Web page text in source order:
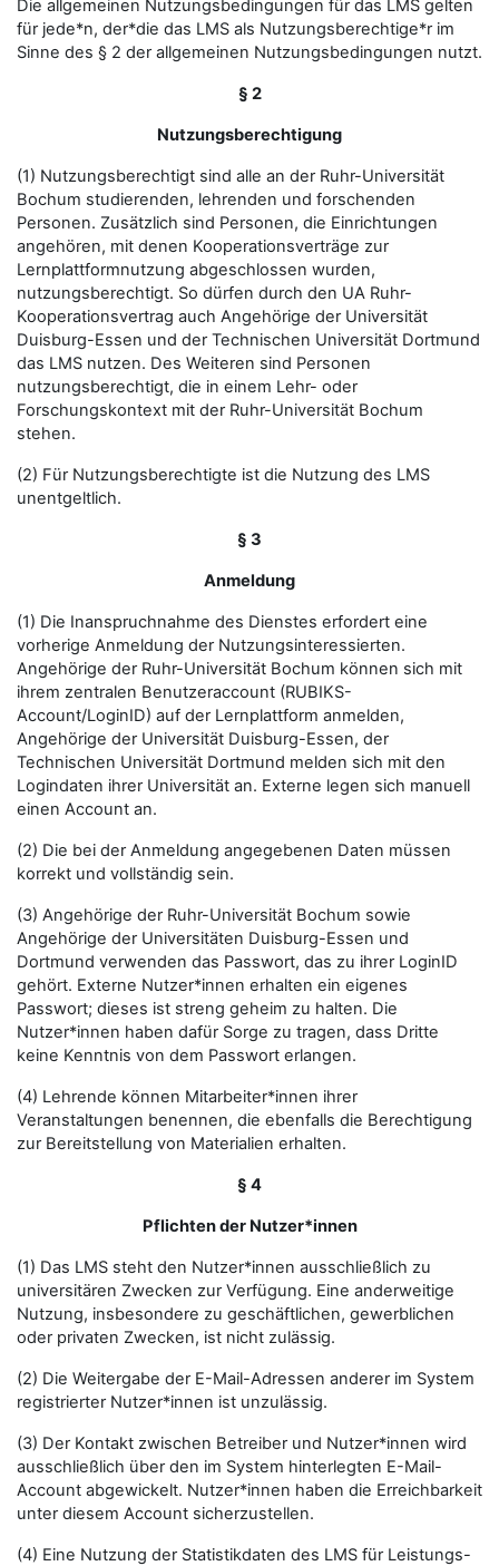
Die allgemeinen Nutzungsbedingungen für das LMS gelten
für jede*n, der*die das LMS als Nutzungsberechtige*r im
Sinne des § 2 der allgemeinen Nutzungsbedingungen nutzt.
§ 2
Nutzungsberechtigung
(1) Nutzungsberechtigt sind alle an der Ruhr-Universität
Bochum studierenden, lehrenden und forschenden
Personen. Zusätzlich sind Personen, die Einrichtungen
angehören, mit denen Kooperationsverträge zur
Lernplattformnutzung abgeschlossen wurden,
nutzungsberechtigt. So dürfen durch den UA Ruhr-
Kooperationsvertrag auch Angehörige der Universität
Duisburg-Essen und der Technischen Universität Dortmund
das LMS nutzen. Des Weiteren sind Personen
nutzungsberechtigt, die in einem Lehr- oder
Forschungskontext mit der Ruhr-Universität Bochum
stehen.
(2) Für Nutzungsberechtigte ist die Nutzung des LMS
unentgeltlich.
§ 3
Anmeldung
(1) Die Inanspruchnahme des Dienstes erfordert eine
vorherige Anmeldung der Nutzungsinteressierten.
Angehörige der Ruhr-Universität Bochum können sich mit
ihrem zentralen Benutzeraccount (RUBIKS-
Account/LoginID) auf der Lernplattform anmelden,
Angehörige der Universität Duisburg-Essen, der
Technischen Universität Dortmund melden sich mit den
Logindaten ihrer Universität an. Externe legen sich manuell
einen Account an.
(2) Die bei der Anmeldung angegebenen Daten müssen
korrekt und vollständig sein.
(3) Angehörige der Ruhr-Universität Bochum sowie
Angehörige der Universitäten Duisburg-Essen und
Dortmund verwenden das Passwort, das zu ihrer LoginID
gehört. Externe Nutzer*innen erhalten ein eigenes
Passwort; dieses ist streng geheim zu halten. Die
Nutzer*innen haben dafür Sorge zu tragen, dass Dritte
keine Kenntnis von dem Passwort erlangen.
(4) Lehrende können Mitarbeiter*innen ihrer
Veranstaltungen benennen, die ebenfalls die Berechtigung
zur Bereitstellung von Materialien erhalten.
§ 4
Pflichten der Nutzer*innen
(1) Das LMS steht den Nutzer*innen ausschließlich zu
universitären Zwecken zur Verfügung. Eine anderweitige
Nutzung, insbesondere zu geschäftlichen, gewerblichen
oder privaten Zwecken, ist nicht zulässig.
(2) Die Weitergabe der E-Mail-Adressen anderer im System
registrierter Nutzer*innen ist unzulässig.
(3) Der Kontakt zwischen Betreiber und Nutzer*innen wird
ausschließlich über den im System hinterlegten E-Mail-
Account abgewickelt. Nutzer*innen haben die Erreichbarkeit
unter diesem Account sicherzustellen.
(4) Eine Nutzung der Statistikdaten des LMS für Leistungs-